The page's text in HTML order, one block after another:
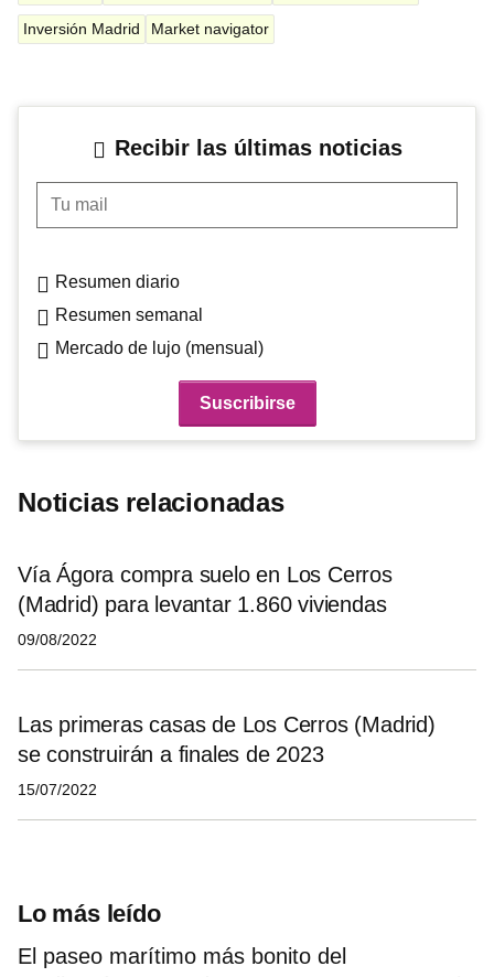
Inversión Madrid Market navigator
Recibir las últimas noticias
Tu mail
Resumen diario
Resumen semanal
Mercado de lujo (mensual)
Noticias relacionadas
Vía Ágora compra suelo en Los Cerros
(Madrid) para levantar 1.860 viviendas
09/08/2022
Las primeras casas de Los Cerros (Madrid)
se construirán a finales de 2023
15/07/2022
Lo más leído
El paseo marítimo más bonito del